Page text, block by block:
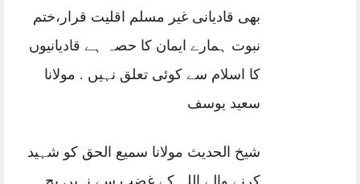
بھی قادیانی غیر مسلم اقلیت قرار،ختم
نبوت ہمارے ایمان کا حصہ ہے قادیانیوں
کا اسلام سے کوئی تعلق نہیں . مولانا
سعید یوسف
شیخ الحدیث مولانا سمیع الحق کو شہید
کرنے والے اللہ کے غضب سے نہیں بچ